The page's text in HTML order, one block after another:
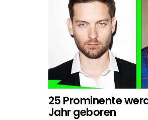
25 Prominente
Jahr geboren